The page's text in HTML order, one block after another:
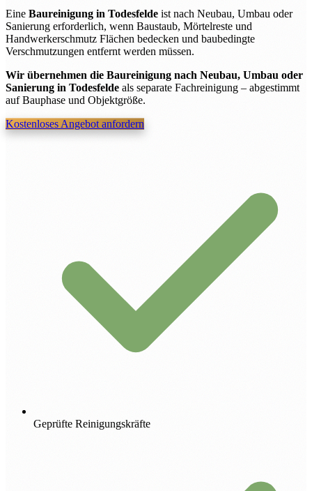
Eine Baureinigung in Todesfelde ist nach Neubau, Umbau oder
Sanierung erforderlich, wenn Baustaub, Mörtelreste und
Handwerkerschmutz Flächen bedecken und baubedingte
Verschmutzungen entfernt werden müssen.
Wir übernehmen die Baureinigung nach Neubau, Umbau oder
Sanierung in Todesfelde als separate Fachreinigung – abgestimmt
auf Bauphase und Objektgröße.
Kostenloses Angebot anfordern
Geprüfte Reinigungskräfte